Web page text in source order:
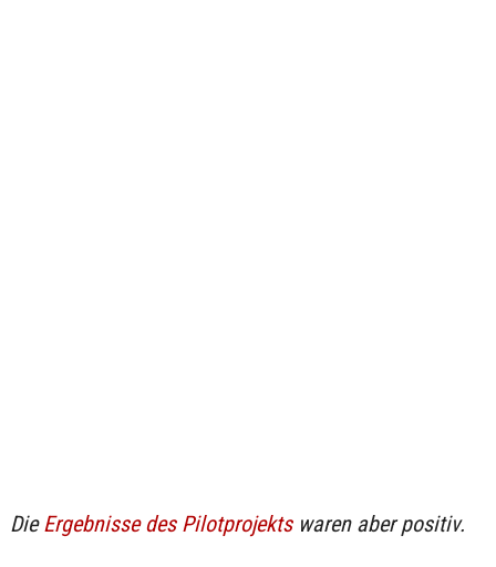
DieErgebnisse des Pilotprojektswaren aber positiv.